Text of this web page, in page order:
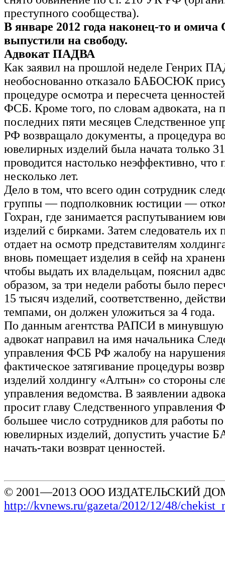
преступного сообщества).
В январе 2012 года наконец-то и
выпустили на свободу.
Адвокат ПАДВА
Как заявил на прошлой неделе Генрих
необоснованно отказало БАБОСЮК
процедуре осмотра и пересчета
ФСБ. Кроме того, по словам адвоката, на
последних пяти месяцев Следственное
РФ возвращало документы, а процедура
ювелирных изделий была начата только
проводится настолько неэффективно, что
несколько лет.
Дело в том, что всего один сотрудник
группы — подполковник юстиции —
Гохран, где занимается распутыванием
изделий с бирками. Затем следователь их
отдает на осмотр представителям
вновь помещает изделия в сейф на
чтобы выдать их владельцам, пояснил
образом, за три недели работы было
15 тысяч изделий, соответственно,
темпами, он должен уложиться за 4 года.
По данным агентства РАПСИ в минувшую
адвокат направил на имя начальника
управления ФСБ РФ жалобу на
фактическое затягивание процедуры
изделий холдингу «Алтын» со стороны
управления ведомства. В заявлении
просит главу Следственного управления
большее число сотрудников для работы по
ювелирных изделий, допустить
начать-таки возврат ценностей.
© 2001—2013 ООО ИЗДАТЕЛЬСКИЙ
http://kvnews.ru/gazeta/2012/12/48/